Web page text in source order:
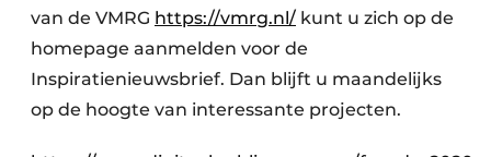
van de VMRG https://vmrg.nl/ kunt u zich op de
homepage aanmelden voor de
Inspiratienieuwsbrief. Dan blijft u maandelijks
op de hoogte van interessante projecten.